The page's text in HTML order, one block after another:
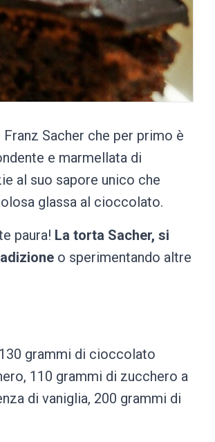
Sacher che per primo è
e marmellata di
al suo sapore unico che
glassa al cioccolato.
paura! La torta Sacher, si
o sperimentando altre
grammi di cioccolato
110 grammi di zucchero a
di vaniglia, 200 grammi di